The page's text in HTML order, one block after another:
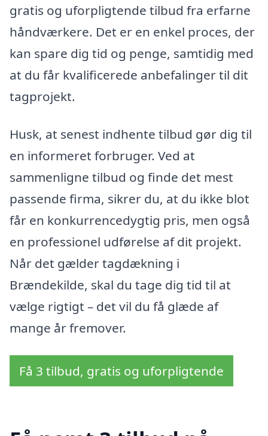
gratis og uforpligtende tilbud fra erfarne
håndværkere. Det er en enkel proces, der
kan spare dig tid og penge, samtidig med
at du får kvalificerede anbefalinger til dit
tagprojekt.
Husk, at senest indhente tilbud gør dig til
en informeret forbruger. Ved at
sammenligne tilbud og finde det mest
passende firma, sikrer du, at du ikke blot
får en konkurrencedygtig pris, men også
en professionel udførelse af dit projekt.
Når det gælder tagdækning i
Brændekilde, skal du tage dig tid til at
vælge rigtigt – det vil du få glæde af
mange år fremover.
Få 3 tilbud, gratis og uforpligtende